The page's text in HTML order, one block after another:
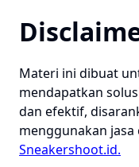
Materi ini dibuat
mendapatkan
dan efektif,
menggunakan
Sneakershoot.id.